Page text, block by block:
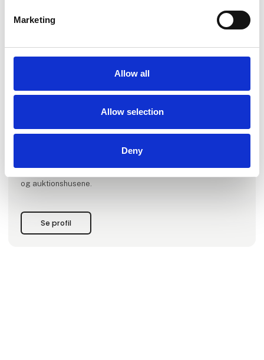
Marketing
Allow all
Allow selection
Deny
og auktionshusene.
Se profil